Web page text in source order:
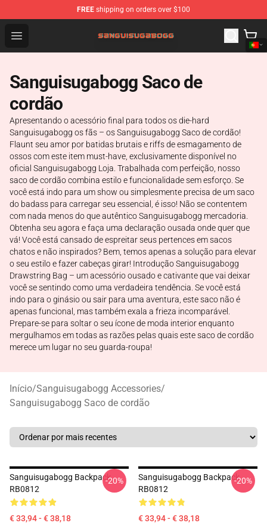
FREE shipping on orders over $100
Open menu
Sanguisugabogg Store - Official Sanguisugabogg
Sanguisugabogg Saco de
cordão
Apresentando o acessório final para todos os die-hard
Sanguisugabogg os fãs – os Sanguisugabogg Saco de cordão!
Flaunt seu amor por batidas brutais e riffs de esmagamento de
ossos com este item must-have, exclusivamente disponível no
oficial Sanguisugabogg Loja. Trabalhada com perfeição, nosso
saco de cordão combina estilo e funcionalidade sem esforço. Se
você está indo para um show ou simplesmente precisa de um saco
do badass para carregar seu essencial, é isso! Não se contentem
com nada menos do que autêntico Sanguisugabogg mercadoria.
Obtenha seu agora e faça uma declaração ousada onde quer que
vá! Você está cansado de espreitar seus pertences em sacos
chatos e não inspirados? Bem, temos apenas a solução para elevar
o seu estilo e fazer cabeças girar! Introdução Sanguisugabogg
Drawstring Bag – um acessório ousado e cativante que vai deixar
você se sentindo como uma verdadeira tendência. Se você está
indo para o ginásio ou sair para uma aventura, este saco não é
apenas funcional, mas também exala a frieza incomparável.
Prepare-se para soltar o seu ícone de moda interior enquanto
mergulhamos em todas as razões pelas quais este saco de cordão
merece um lugar no seu guarda-roupa!
Início/Sanguisugabogg Accessories/
Sanguisugabogg Saco de cordão
Sanguisugabogg Backpack
RB0812
€ 33,94 - € 38,18
-20%
Sanguisugabogg Backpack
RB0812
€ 33,94 - € 38,18
-20%